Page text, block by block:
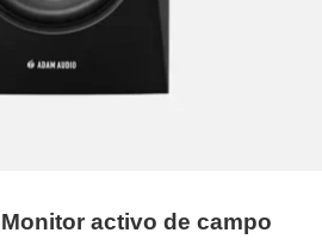
activo de campo